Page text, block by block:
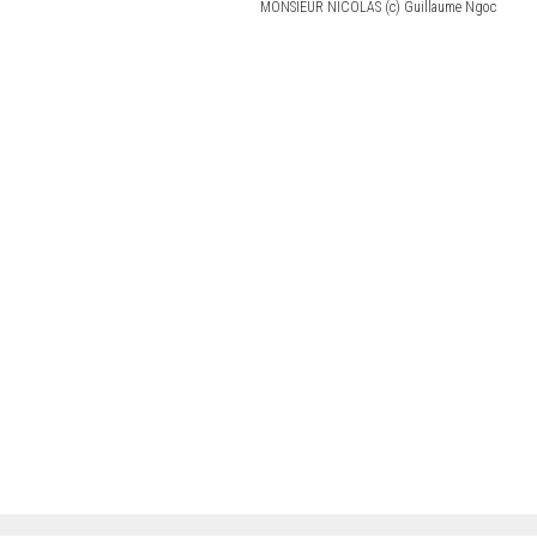
MONSIEUR NICOLAS (c) Guillaume Ngoc